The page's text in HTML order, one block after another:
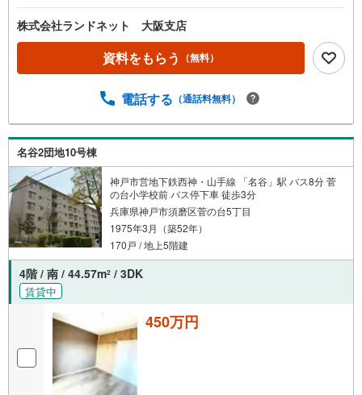
株式会社ランドネット 大阪支店
資料をもらう （無料）
電話する （通話料無料）
名谷2団地10号棟
神戸市営地下鉄西神・山手線 「名谷」駅 バス8分 菅
の台小学校前 バス停下車 徒歩3分
兵庫県神戸市須磨区菅の台5丁目
1975年3月（築52年）
170戸 / 地上5階建
4階 / 南 / 44.57m2 / 3DK
賃貸中
450万円